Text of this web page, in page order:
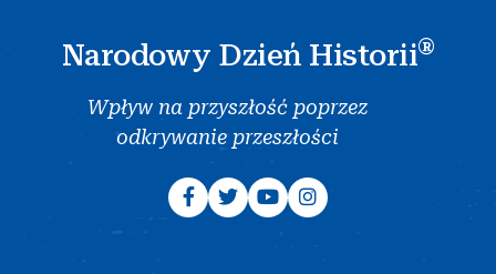
Narodowy Dzień Historii®
Wpływ na przyszłość poprzez
odkrywanie przeszłości